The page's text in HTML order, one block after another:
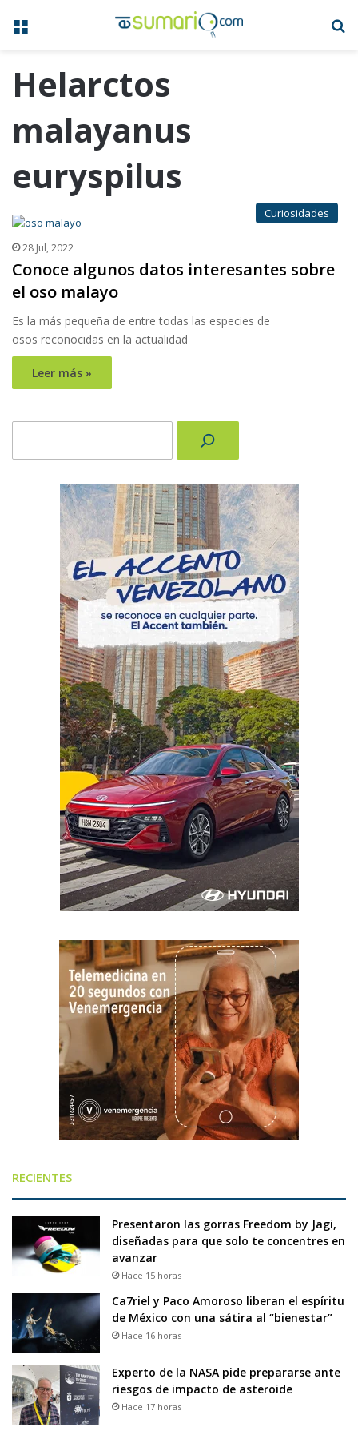
Menú
Helarctos
malayanus
euryspilus
Curiosidades
28 Jul, 2022
Conoce algunos datos interesantes sobre
el oso malayo
Es la más pequeña de entre todas las especies de
osos reconocidas en la actualidad
Leer más »
RECIENTES
Presentaron las gorras Freedom by Jagi,
diseñadas para que solo te concentres en
avanzar
Hace 15 horas
Ca7riel y Paco Amoroso liberan el espíritu
de México con una sátira al “bienestar”
Hace 16 horas
Experto de la NASA pide prepararse ante
riesgos de impacto de asteroide
Hace 17 horas